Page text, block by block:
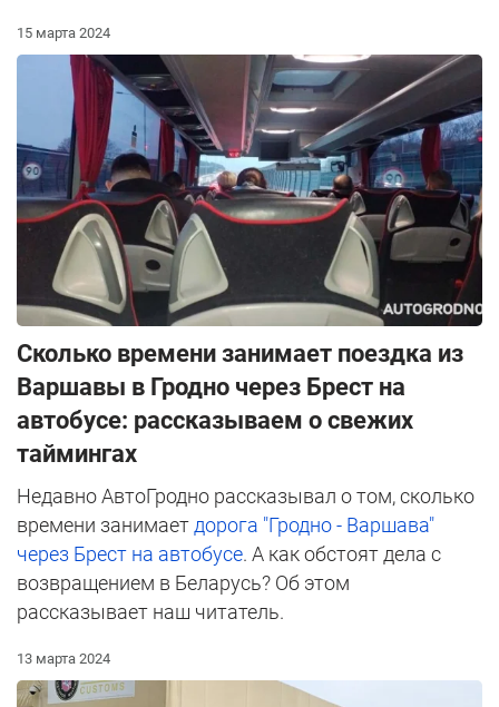
15 марта 2024
Сколько времени занимает поездка из
Варшавы в Гродно через Брест на
автобусе: рассказываем о свежих
таймингах
Недавно АвтоГродно рассказывал о том, сколько
времени занимает дорога "Гродно - Варшава"
через Брест на автобусе. А как обстоят дела с
возвращением в Беларусь? Об этом
рассказывает наш читатель.
13 марта 2024